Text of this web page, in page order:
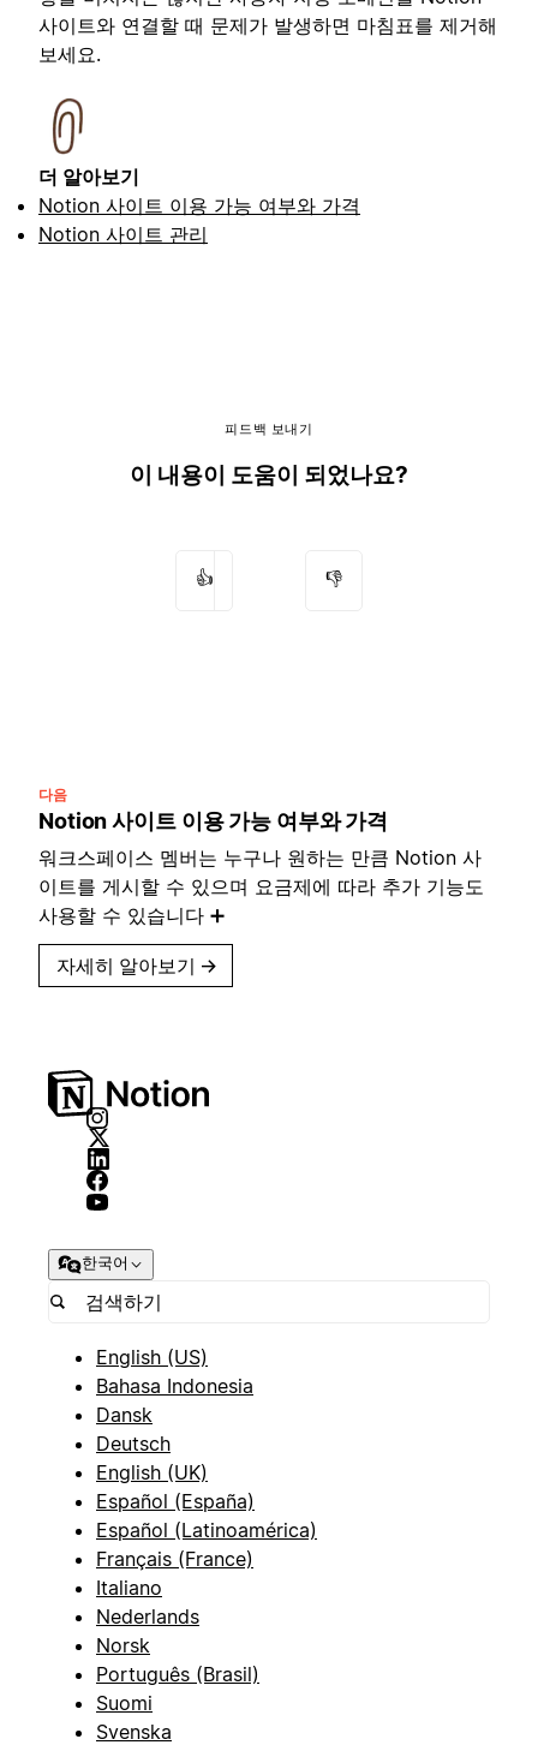
사이트와 연결할 때 문제가 발생하면 마침표를 제거해
보세요.
더 알아보기
Notion 사이트 이용 가능 여부와 가격
Notion 사이트 관리
피드백 보내기
이 내용이 도움이 되었나요?
👍 👎
다음
Notion 사이트 이용 가능 여부와 가격
워크스페이스 멤버는 누구나 원하는 만큼 Notion 사
이트를 게시할 수 있으며 요금제에 따라 추가 기능도
사용할 수 있습니다 ➕
자세히 알아보기 →
한국어
English (US)
Bahasa Indonesia
Dansk
Deutsch
English (UK)
Español (España)
Español (Latinoamérica)
Français (France)
Italiano
Nederlands
Norsk
Português (Brasil)
Suomi
Svenska